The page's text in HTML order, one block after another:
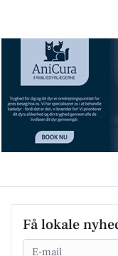
Få lokale
Email